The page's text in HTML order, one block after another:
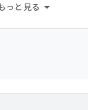
っと見る